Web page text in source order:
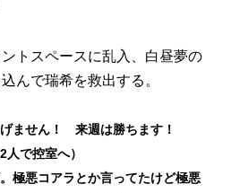
トスペースに乱入、白昼夢の
んで瑞希を救出する。
ません！ 来週は勝ちます！
で控室へ）
極悪コアラとか言ってたけど極悪